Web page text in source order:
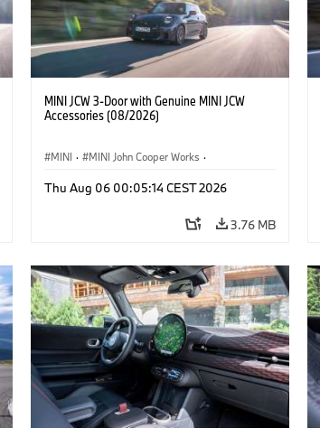
MINI JCW 3-Door with Genuine MINI JCW
Accessories (08/2026)
MINI · MINI John Cooper Works ·
Optional Extras, Accessories
Thu Aug 06 00:05:14 CEST 2026
3.76 MB